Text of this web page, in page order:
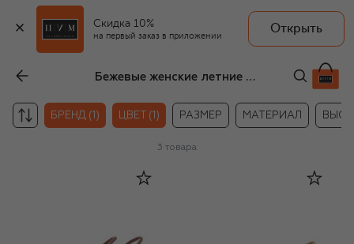
Скидка 10%
на первый заказ в приложении
Открыть
Бежевые женские летние босоножки Paris Texas
БРЕНД (1) ЦВЕТ (1) РАЗМЕР МАТЕРИАЛ
3 товара